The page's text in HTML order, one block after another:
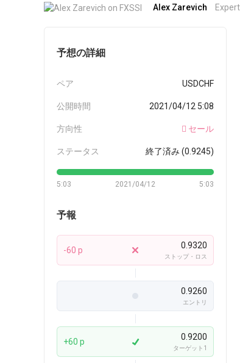
Alex Zarevich Expert
予想の詳細
ペア USDCHF
公開時間 2021/04/12 5:08
方向性 セール
ステータス 終了済み (0.9245)
5:03 5:03
2021/04/12
予報
-60 p 0.9320
ストップ・ロス
0.9260
エントリ
+60 p 0.9200
ターゲット1